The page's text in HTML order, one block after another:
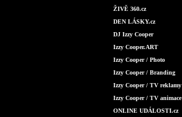
ŽIVĚ 360.cz
DEN LÁSKY.cz
DJ Izzy Cooper
Izzy Cooper.ART
Izzy Cooper / Photo
Izzy Cooper / Branding
Izzy Cooper / TV reklamy
Izzy Cooper / TV animace
ONLINE UDÁLOSTI.cz